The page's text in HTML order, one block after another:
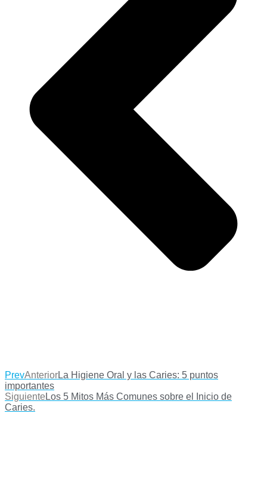
PrevAnteriorLa Higiene Oral y las Caries: 5 puntos
importantes
Siguiente Los 5 Mitos Más Comunes sobre el Inicio de
Caries.